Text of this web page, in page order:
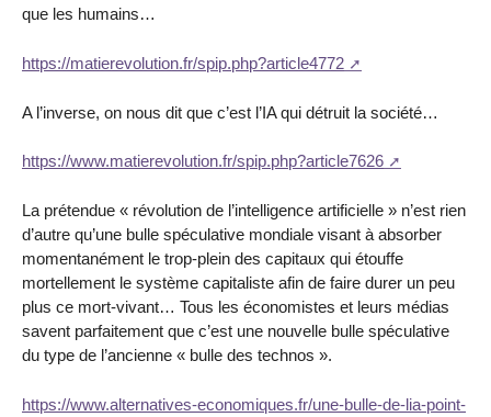
que les humains…
https://matierevolution.fr/spip.php?article4772
A l’inverse, on nous dit que c’est l’IA qui détruit la société…
https://www.matierevolution.fr/spip.php?article7626
La prétendue « révolution de l’intelligence artificielle » n’est rien
d’autre qu’une bulle spéculative mondiale visant à absorber
momentanément le trop-plein des capitaux qui étouffe
mortellement le système capitaliste afin de faire durer un peu
plus ce mort-vivant… Tous les économistes et leurs médias
savent parfaitement que c’est une nouvelle bulle spéculative
du type de l’ancienne « bulle des technos ».
https://www.alternatives-economiques.fr/une-bulle-de-lia-point-